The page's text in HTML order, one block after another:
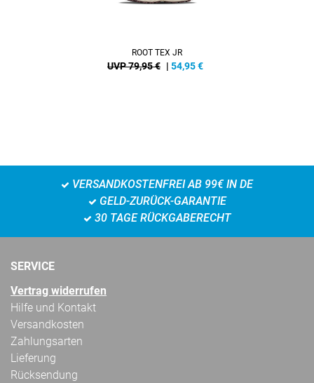
ROOT TEX JR
UVP 79,95 € | 54,95€
VERSANDKOSTENFREI AB 99€ IN DE
GELD-ZURÜCK-GARANTIE
30 TAGE RÜCKGABERECHT
SERVICE
Vertrag widerrufen
Hilfe und Kontakt
Versandkosten
Zahlungsarten
Lieferung
Rücksendung